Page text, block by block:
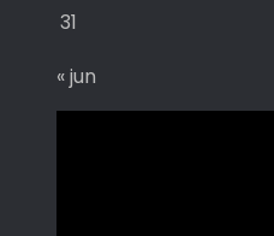
31
« jun